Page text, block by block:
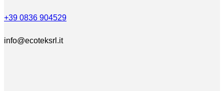
+39 0836 904529
info@ecoteksrl.it